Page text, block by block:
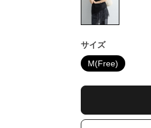
サイズ
M(Free)